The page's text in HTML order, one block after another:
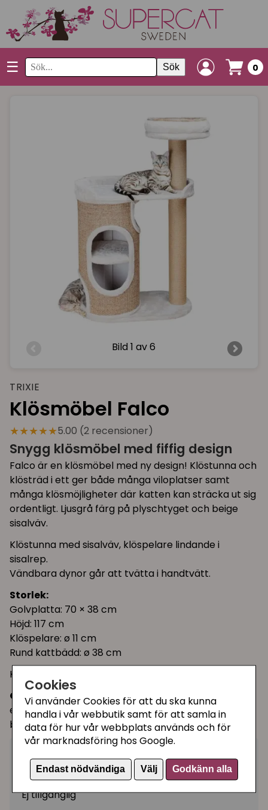
Cookies
Vi använder Cookies för att du ska kunna
handla i vår webbutik samt för att samla in
data för hur vår webbplats används och för
vår marknadsföring hos Google.
Endast nödvändiga Välj Godkänn alla
☰ Sök 0
Bild1 av 6
TRIXIE
Klösmöbel Falco
★★★★★5.00 (2 recensioner)
Snygg klösmöbel med fiffig design
Falco är en klösmöbel med ny design! Klöstunna och
klösträd i ett ger både många viloplatser samt
många klösmöjligheter där katten kan sträcka ut sig
ordentligt. Ljusgrå färg på plyschtyget och beige
sisalväv.
Klöstunna med sisalväv, klöspelare lindande i
sisalrep.
Vändbara dynor går att tvätta i handtvätt.
Storlek:
Golvplatta: 70 × 38 cm
Höjd: 117 cm
Klöspelare: ø 11 cm
Rund kattbädd: ø 38 cm
Klösmöbelns vikt (inklusive kartong): 17,2 kg
OBS! Falco kanejskickas med DHL Ombud pga DHL
ej hanterar paketets volymvikt. Falco kan endast
bokas ut med Schenkers fraktsätt.
2199 kr Utgått
Ej tillgänglig